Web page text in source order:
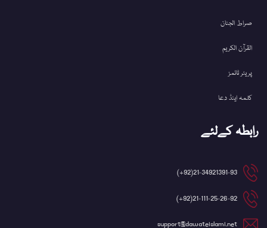
صراط الجنان
القرآن الکریم
پریئر ٹائمز
کلمہ اینڈ دعا
رابطہ کےلئے
21-34921391-93(92+)
21-111-25-26-92(92+)
support@dawateislami.net